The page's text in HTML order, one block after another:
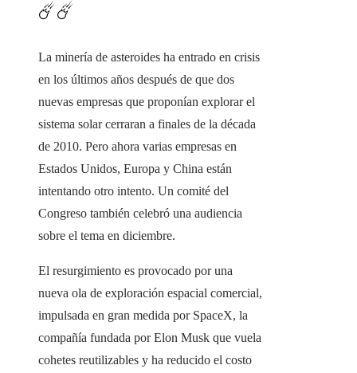
☄️☄️
La minería de asteroides ha entrado en crisis
en los últimos años después de que dos
nuevas empresas que proponían explorar el
sistema solar cerraran a finales de la década
de 2010. Pero ahora varias empresas en
Estados Unidos, Europa y China están
intentando otro intento. Un comité del
Congreso también celebró una audiencia
sobre el tema en diciembre.
El resurgimiento es provocado por una
nueva ola de exploración espacial comercial,
impulsada en gran medida por SpaceX, la
compañía fundada por Elon Musk que vuela
cohetes reutilizables y ha reducido el costo